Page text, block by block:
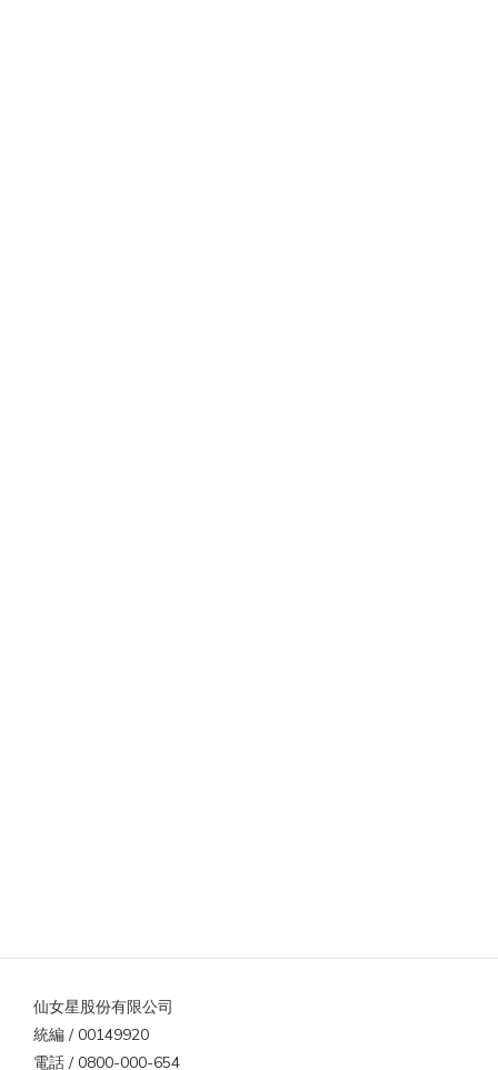
仙女星股份有限公司
統編 / 00149920
電話 / 0800-000-654